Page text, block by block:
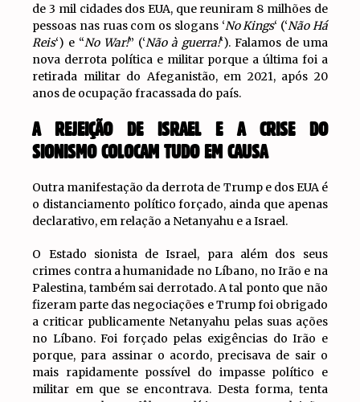
de 3 mil cidades dos EUA, que reuniram 8 milhões de
pessoas nas ruas com os slogans ‘No Kings‘ (‘Não Há
Reis‘) e “No War!” (‘Não à guerra!‘). Falamos de uma
nova derrota política e militar porque a última foi a
retirada militar do Afeganistão, em 2021, após 20
anos de ocupação fracassada do país.
A REJEIÇÃO DE ISRAEL E A CRISE DO
SIONISMO COLOCAM TUDO EM CAUSA
Outra manifestação da derrota de Trump e dos EUA é
o distanciamento político forçado, ainda que apenas
declarativo, em relação a Netanyahu e a Israel.
O Estado sionista de Israel, para além dos seus
crimes contra a humanidade no Líbano, no Irão e na
Palestina, também sai derrotado. A tal ponto que não
fizeram parte das negociações e Trump foi obrigado
a criticar publicamente Netanyahu pelas suas ações
no Líbano. Foi forçado pelas exigências do Irão e
porque, para assinar o acordo, precisava de sair o
mais rapidamente possível do impasse político e
militar em que se encontrava. Desta forma, tenta